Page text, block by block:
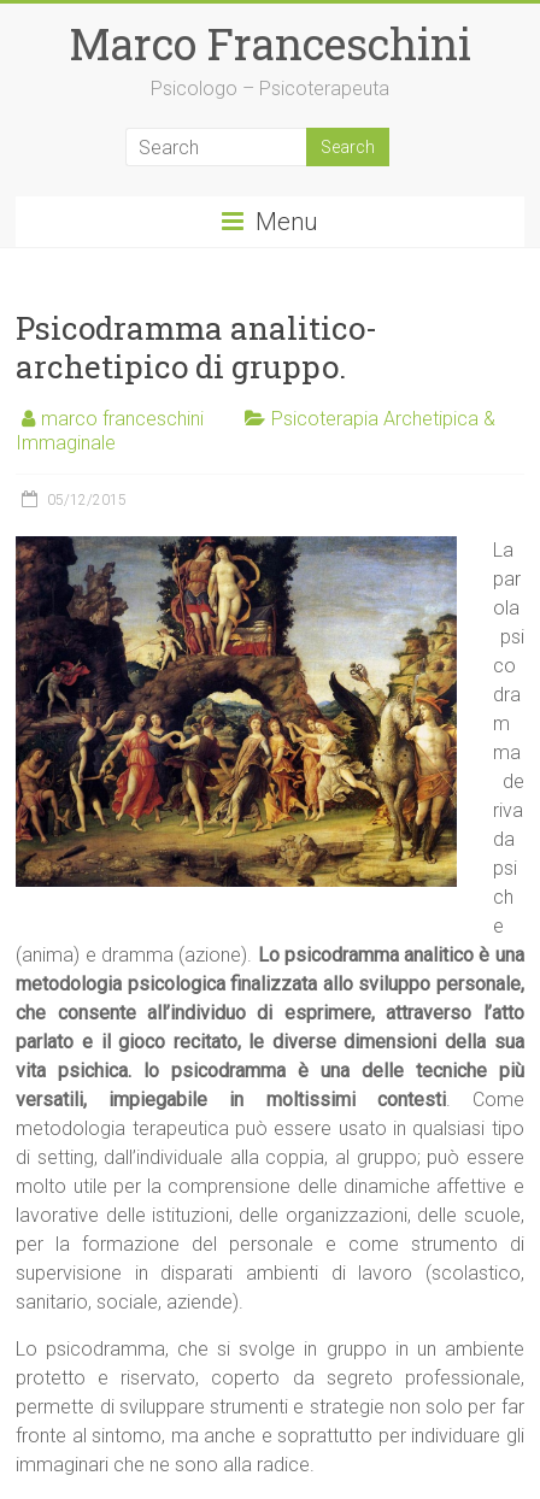
Marco Franceschini
Psicologo – Psicoterapeuta
Menu
Psicodramma analitico-
archetipico di gruppo.
marco franceschini
Psicoterapia Archetipica &
Immaginale
05/12/2015
La
par
ola
psi
co
dra
m
ma
de
riva
da
psi
ch
e
(anima) e dramma (azione). Lo psicodramma analitico è una
metodologia psicologica finalizzata allo sviluppo personale,
che consente all’individuo di esprimere, attraverso l’atto
parlato e il gioco recitato, le diverse dimensioni della sua
vita psichica.
lo psicodramma è una delle tecniche più
versatili, impiegabile in moltissimi contesti. Come
metodologia terapeutica può essere usato in qualsiasi tipo
di setting, dall’individuale alla coppia, al gruppo; può essere
molto utile per la comprensione delle dinamiche affettive e
lavorative delle istituzioni, delle organizzazioni, delle scuole,
per la formazione del personale e come strumento di
supervisione in disparati ambienti di lavoro (scolastico,
sanitario, sociale, aziende).
Lo psicodramma, che si svolge in gruppo in un ambiente
protetto e riservato, coperto da segreto professionale,
permette di sviluppare strumenti e strategie non solo per far
fronte al sintomo, ma anche e soprattutto per individuare gli
immaginari che ne sono alla radice.